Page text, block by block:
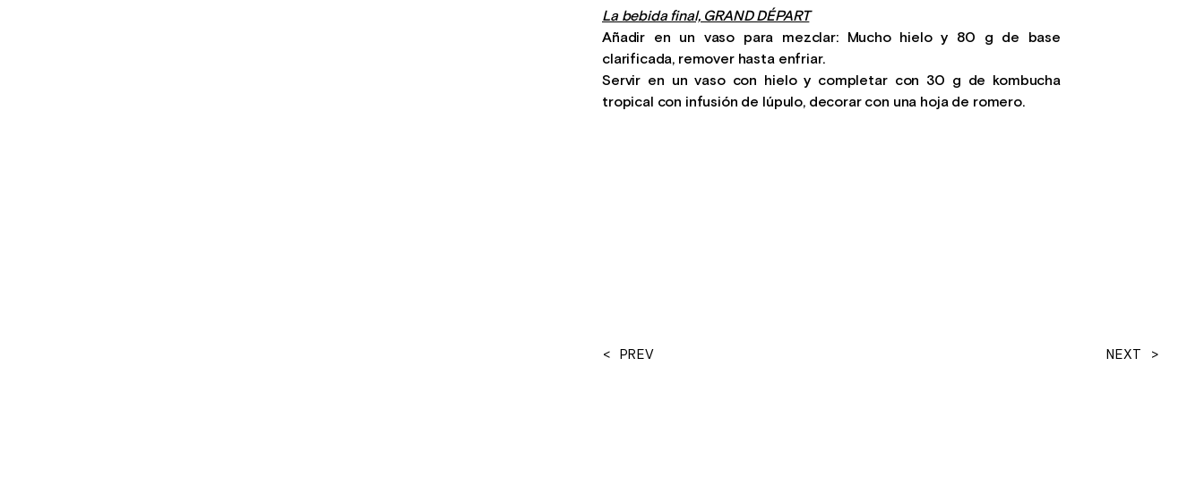
La bebida final, GRAND DÉPART
Añadir en un vaso para mezclar: Mucho hielo y 80 g de base
clarificada, remover hasta enfriar.
Servir en un vaso con hielo y completar con 30 g de kombucha
tropical con infusión de lúpulo, decorar con una hoja de romero.
< PREV NEXT >